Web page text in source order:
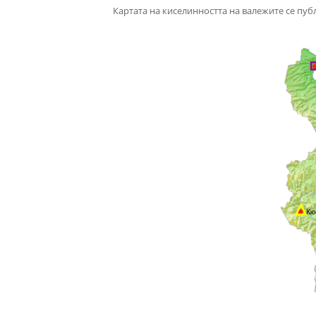
Картата на киселинността на валежите се